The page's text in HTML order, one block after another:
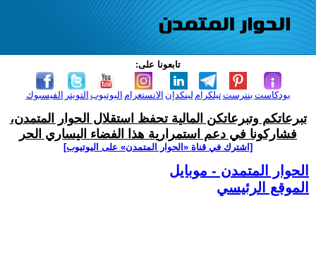
تابعونا على:
الفيسبوك التويتر اليوتيوب الانستغرام لينكدإن تيلكرامبنترست بودكاست
تبرعاتكم وتبرعاتكن المالية تحفظ استقلال الحوار المتمدن،
فشاركونا في دعم استمرارية هذا الفضاء اليساري الحر
[اشترك في قناة ‫«الحوار المتمدن» على اليوتيوب]
الحوار المتمدن - موبايل
الموقع الرئيسي